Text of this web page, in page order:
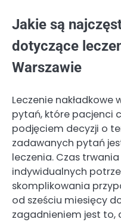
Jakie są
dotyczące
Warszawie
Leczenie nakładkowe
pytań, które pacjenci
podjęciem decyzji o
zadawanych pytań
leczenia. Czas
indywidualnych
skomplikowania
od sześciu miesięcy
zagadnieniem jest to,